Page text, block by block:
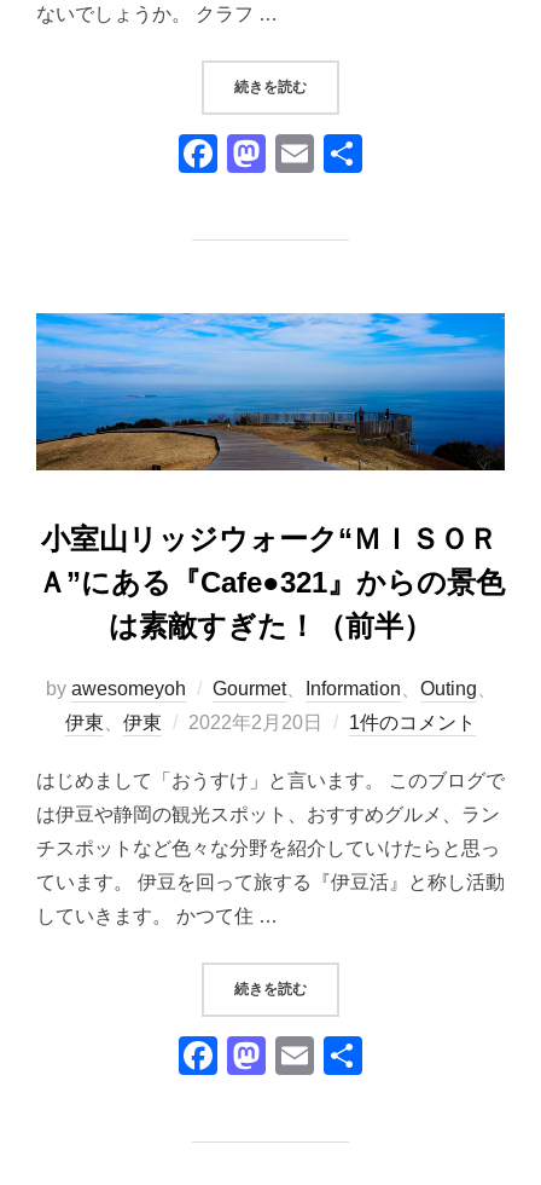
ないでしょうか。 クラフ …
続きを読む“『寿屋杉本商店』｜クラフトビー
F
c
b
o
o
k
M
st
d
o
n
E
ail
小室山リッジウォーク“ＭＩＳＯＲ
Ａ”にある『Cafe●321』からの景色
は素敵すぎた！（前半）
by awesomeyoh Gourmet、 Information Outing
伊東
伊東
投
日:
2022年2月20日 1件のコメント
はじめまして「おうすけ」と言います。 このブログで
は伊豆や静岡の観光スポット、おすすめグルメ、ラン
チスポットなど色々な分野を紹介していけたらと思っ
ています。 伊豆を回って旅する『伊豆活』と称し活動
していきます。 かつて住 …
続きを読む“小室山リッジウォーク“ＭＩＳＯ
F
c
M
st
E
ail